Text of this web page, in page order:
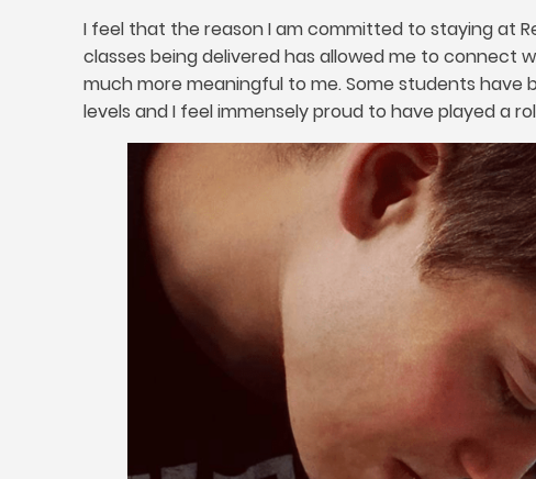
I feel that the reason I am committed to staying at
classes being delivered has allowed me to connect
much more meaningful to me.Some students have
levels and I feel immensely proud to have played a